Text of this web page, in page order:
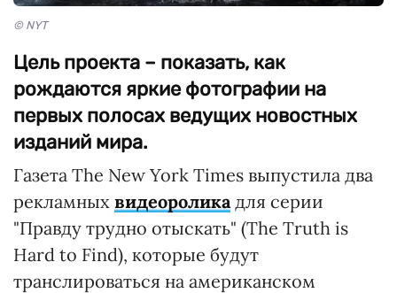
© NYT
Цель проекта – показать, как
рождаются яркие фотографии на
первых полосах ведущих новостных
изданий мира.
Газета The New York Times выпустила два
рекламных видеороликадля серии
"Правду трудно отыскать" (The Truth is
Hard to Find), которые будут
транслироваться на американском